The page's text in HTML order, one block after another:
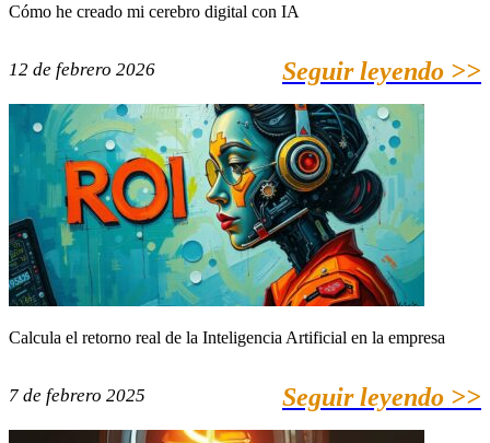
Cómo he creado mi cerebro digital con IA
12 de febrero 2026 Seguir leyendo >>
Calcula el retorno real de la Inteligencia Artificial en la empresa
7 de febrero 2025 Seguir leyendo >>